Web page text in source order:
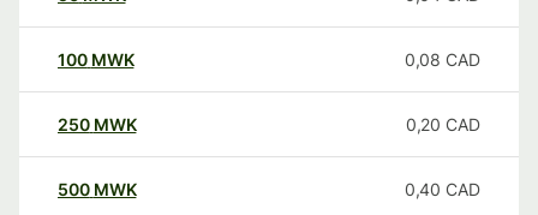
100 MWK 0,08 CAD
250 MWK 0,20 CAD
500 MWK 0,40 CAD